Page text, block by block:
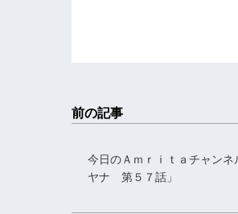
前の記事
今日のＡｍｒｉｔａチャン
ヤナ 第５７話」